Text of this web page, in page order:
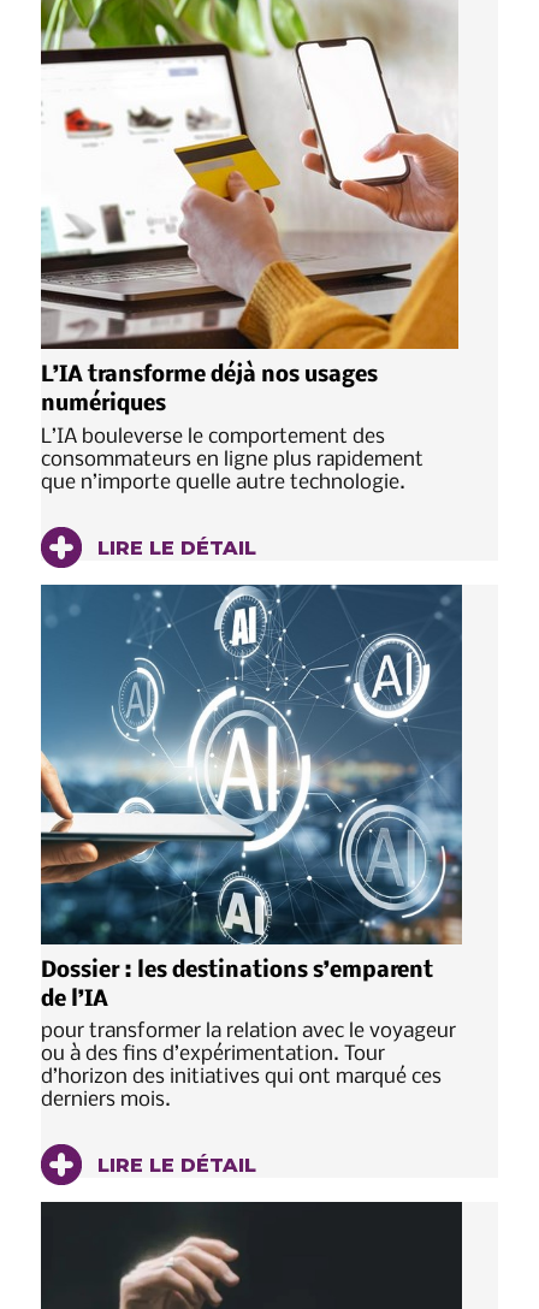
L’IA transforme déjà nos usages
numériques
L’IA bouleverse le comportement des
consommateurs en ligne plus rapidement
que n’importe quelle autre technologie.
LIRE LE DÉTAIL
Dossier : les destinations s’emparent
de l’IA
pour transformer la relation avec le voyageur
ou à des fins d’expérimentation. Tour
d’horizon des initiatives qui ont marqué ces
derniers mois.
LIRE LE DÉTAIL